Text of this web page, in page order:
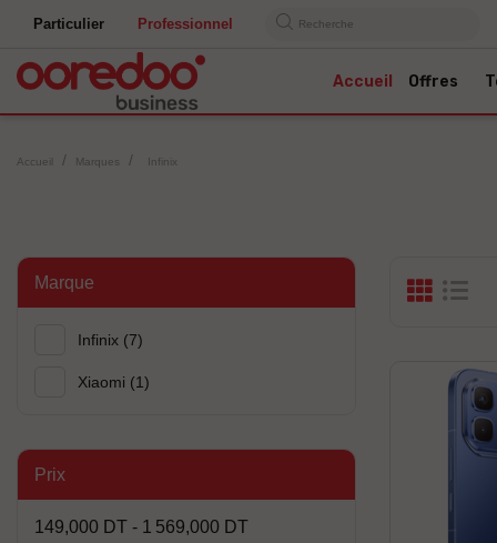
Particulier Professionnel Recherche
Accueil Offres
Accueil Marques Infinix
Marque
Infinix (7)
Xiaomi (1)
Prix
149,000 DT - 1 569,000 DT